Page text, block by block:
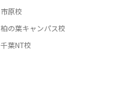
市原校
柏の葉キャンパス校
千葉NT校